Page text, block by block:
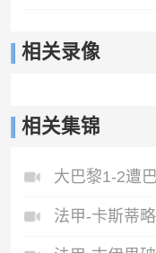
相关录像
相关集锦